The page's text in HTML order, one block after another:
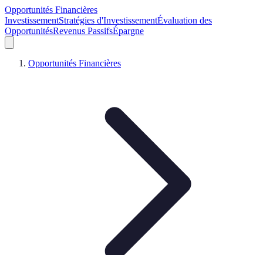
Opportunités Financières
InvestissementStratégies d'InvestissementÉvaluation des
OpportunitésRevenus PassifsÉpargne
Opportunités Financières